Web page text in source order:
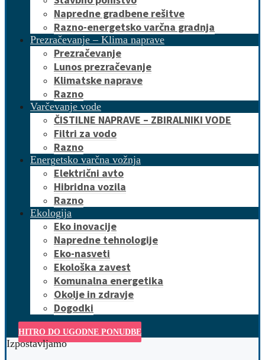
Napredne gradbene rešitve
Razno-energetsko varčna gradnja
Prezračevanje – Klima naprave
Prezračevanje
Lunos prezračevanje
Klimatske naprave
Razno
Varčevanje vode
ČISTILNE NAPRAVE – ZBIRALNIKI VODE
Filtri za vodo
Razno
Energetsko varčna vožnja
Električni avto
Hibridna vozila
Razno
Ekologija
Eko inovacije
Napredne tehnologije
Eko-nasveti
Ekološka zavest
Komunalna energetika
Okolje in zdravje
Dogodki
HITRO DO UGODNE PONUDBE
Izpostavljamo